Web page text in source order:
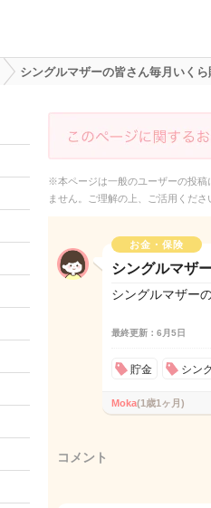
シングルマザーの皆さん毎月いく
※本ページは一般のユーザーの投稿
ません。ご理解の上、ご活用くださ
お金・保険
シングルマザ
シングルマザー
最終更新：6月5日
貯金 シン
Moka(1歳1ヶ月)
コメント